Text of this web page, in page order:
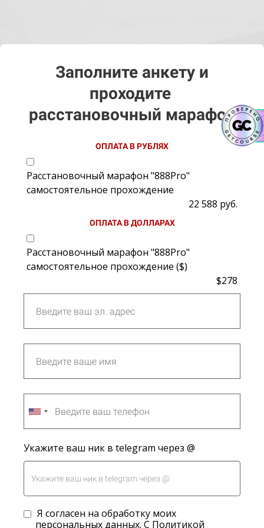
Заполните анкету и
проходите
расстановочный марафон
ОПЛАТА В РУБЛЯХ
Расстановочный марафон "888Pro"
самостоятельное прохождение
22 588 руб.
ОПЛАТА В ДОЛЛАРАХ
Расстановочный марафон "888Pro"
самостоятельное прохождение ($)
$278
Укажите ваш ник в telegram через @
Я согласен на обработку моих
персональных данных. С Политикой